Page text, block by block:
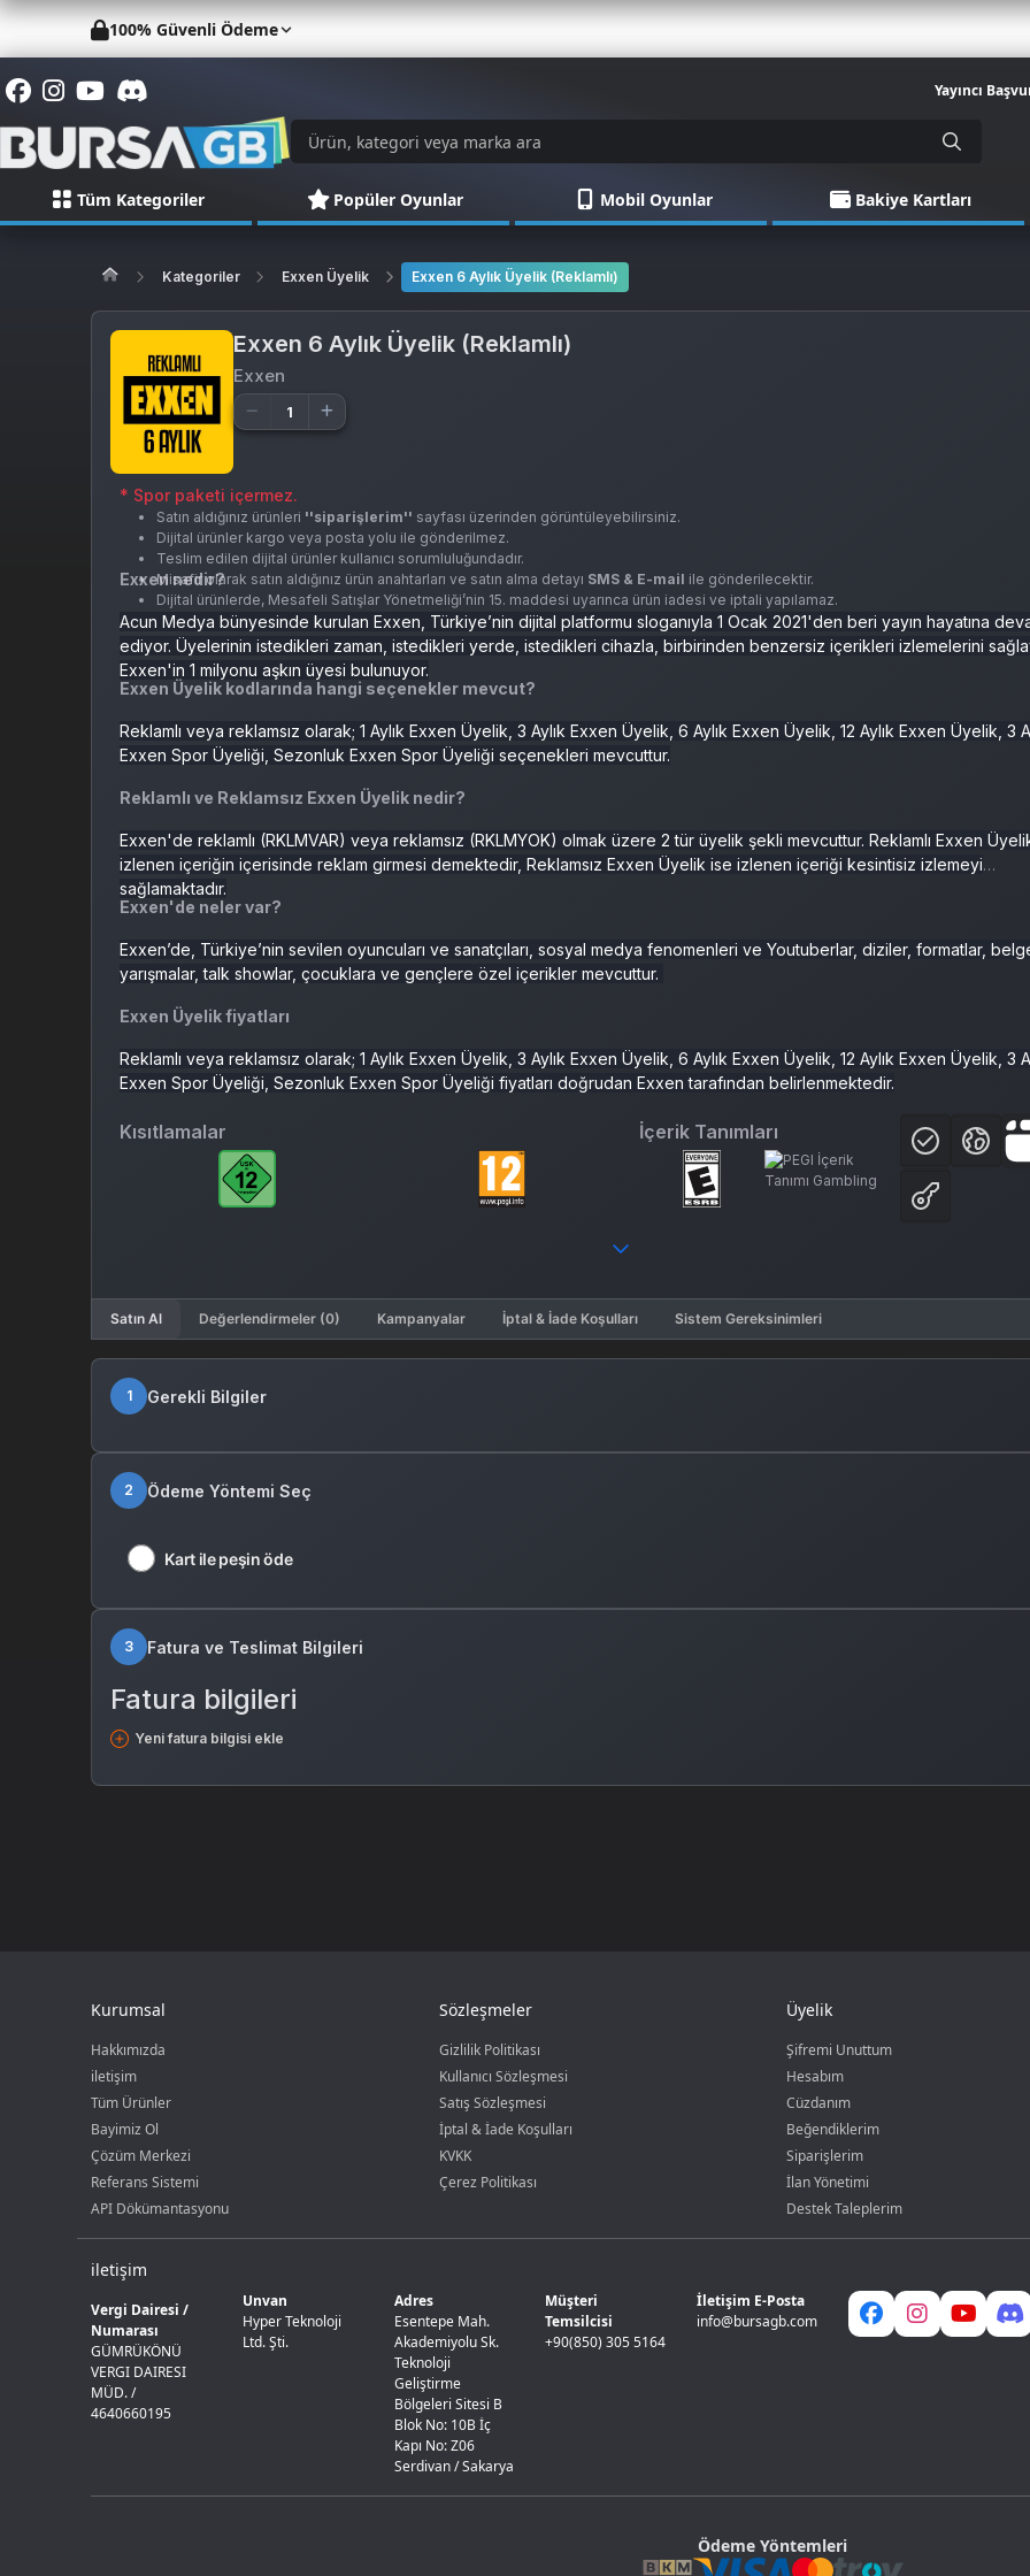
100% Güvenli Ödeme
Yayıncı
Tüm Kategoriler Popüler Oyunlar Mobil Oyunlar Bakiye Kartları
Kategoriler Exxen Üyelik Exxen 6 Aylık Üyelik (Reklamlı)
Exxen 6 Aylık Üyelik (Reklamlı)
Exxen
* Spor paketi içermez.
Satın aldığınız ürünleri ''siparişlerim'' sayfası üzerinden görüntüleyebilirsiniz.
Dijital ürünler kargo veya posta yolu ile gönderilmez.
Teslim edilen dijital ürünler kullanıcı sorumluluğundadır.
Misafir olarak satın aldığınız ürün anahtarları ve satın alma detayı SMS & E-mail ile gönderilecektir.
Dijital ürünlerde, Mesafeli Satışlar Yönetmeliği’nin 15. maddesi uyarınca ürün iadesi ve iptali yapılamaz.
Exxen nedir?
Acun Medya bünyesinde kurulan Exxen, Türkiye’nin dijital platformu sloganıyla 1 Ocak 2021'den beri yayın hayatına
ediyor. Üyelerinin istedikleri zaman, istedikleri yerde, istedikleri cihazla, birbirinden benzersiz içerikleri izlemelerini
Exxen'in 1 milyonu aşkın üyesi bulunuyor.
Exxen Üyelik kodlarında hangi seçenekler mevcut?
Reklamlı veya reklamsız olarak; 1 Aylık Exxen Üyelik, 3 Aylık Exxen Üyelik, 6 Aylık Exxen Üyelik, 12 Aylık Exxen Üyelik, 3
Exxen Spor Üyeliği, Sezonluk Exxen Spor Üyeliği seçenekleri mevcuttur.
Reklamlı ve Reklamsız Exxen Üyelik nedir?
Exxen'de reklamlı (RKLMVAR) veya reklamsız (RKLMYOK) olmak üzere 2 tür üyelik şekli mevcuttur. Reklamlı Exxen
izlenen içeriğin içerisinde reklam girmesi demektedir, Reklamsız Exxen Üyelik ise izlenen içeriği kesintisiz izlemeyi
sağlamaktadır.
Exxen'de neler var?
Exxen’de, Türkiye’nin sevilen oyuncuları ve sanatçıları, sosyal medya fenomenleri ve Youtuberlar, diziler, formatlar,
yarışmalar, talk showlar, çocuklara ve gençlere özel içerikler mevcuttur.
Exxen Üyelik fiyatları
Reklamlı veya reklamsız olarak; 1 Aylık Exxen Üyelik, 3 Aylık Exxen Üyelik, 6 Aylık Exxen Üyelik, 12 Aylık Exxen Üyelik, 3
Exxen Spor Üyeliği, Sezonluk Exxen Spor Üyeliği fiyatları doğrudan Exxen tarafından belirlenmektedir.
Kısıtlamalar İçerik Tanımları
Satın Al Değerlendirmeler (0) Kampanyalar İptal & İade Koşulları Sistem Gereksinimleri
1 Gerekli Bilgiler
2 Ödeme Yöntemi Seç
Kart ile peşin öde
3 Fatura ve Teslimat Bilgileri
Fatura bilgileri
Yeni fatura bilgisi ekle
Kurumsal
Hakkımızda
iletişim
Tüm Ürünler
Bayimiz Ol
Çözüm Merkezi
Referans Sistemi
API Dökümantasyonu
Sözleşmeler
Gizlilik Politikası
Kullanıcı Sözleşmesi
Satış Sözleşmesi
İptal & İade Koşulları
KVKK
Çerez Politikası
Üyelik
Şifremi Unuttum
Hesabım
Cüzdanım
Beğendiklerim
Siparişlerim
İlan Yönetimi
Destek Taleplerim
iletişim
Vergi Dairesi /
Numarası
GÜMRÜKÖNÜ
VERGI DAIRESI
MÜD. /
4640660195
Unvan
Hyper Teknoloji
Ltd. Şti.
Adres
Esentepe Mah.
Akademiyolu Sk.
Teknoloji
Geliştirme
Bölgeleri Sitesi B
Blok No: 10B İç
Kapı No: Z06
Serdivan / Sakarya
Müşteri
Temsilcisi
+90(850) 305 5164
İletişim E-Posta
info@bursagb.com
Ödeme Yöntemleri